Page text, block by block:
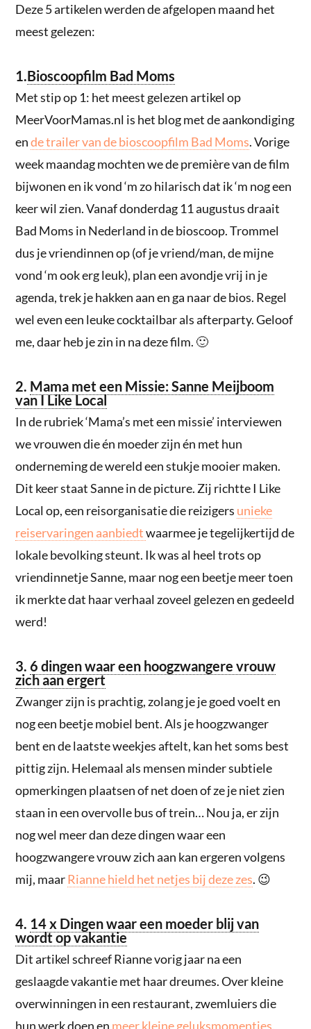
Deze 5 artikelen werden de afgelopen maand het
meest gelezen:
1.Bioscoopfilm Bad Moms
Met stip op 1: het meest gelezen artikel op
MeerVoorMamas.nl is het blog met de aankondiging
ende trailer van de bioscoopfilm Bad Moms. Vorige
week maandag mochten we de première van de film
bijwonen en ik vond ‘m zo hilarisch dat ik ‘m nog een
keer wil zien. Vanaf donderdag 11 augustus draait
Bad Moms in Nederland in de bioscoop. Trommel
dus je vriendinnen op (of je vriend/man, de mijne
vond ‘m ook erg leuk), plan een avondje vrij in je
agenda, trek je hakken aan en ga naar de bios. Regel
wel even een leuke cocktailbar als afterparty. Geloof
me, daar heb je zin in na deze film. 🙂
2. Mama met een Missie: Sanne Meijboom
van I Like Local
In de rubriek ‘Mama’s met een missie’ interviewen
we vrouwen die én moeder zijn én met hun
onderneming de wereld een stukje mooier maken.
Dit keer staat Sanne in de picture. Zij richtte I Like
Local op, een reisorganisatie die reizigers unieke
reiservaringen aanbiedtwaarmee je tegelijkertijd de
lokale bevolking steunt. Ik was al heel trots op
vriendinnetje Sanne, maar nog een beetje meer toen
ik merkte dat haar verhaal zoveel gelezen en gedeeld
werd!
3. 6 dingen waar een hoogzwangere vrouw
zich aan ergert
Zwanger zijn is prachtig, zolang je je goed voelt en
nog een beetje mobiel bent. Als je hoogzwanger
bent en de laatste weekjes aftelt, kan het soms best
pittig zijn. Helemaal als mensen minder subtiele
opmerkingen plaatsen of net doen of ze je niet zien
staan in een overvolle bus of trein… Nou ja, er zijn
nog wel meer dan deze dingen waar een
hoogzwangere vrouw zich aan kan ergeren volgens
mij, maarRianne hield het netjes bij deze zes. 😉
4. 14 x Dingen waar een moeder blij van
wordt op vakantie
Dit artikel schreef Rianne vorig jaar na een
geslaagde vakantie met haar dreumes. Over kleine
overwinningen in een restaurant, zwemluiers die
hun werk doen en meer kleine geluksmomentjes.